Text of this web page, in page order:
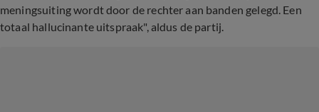
meningsuiting wordt door de rechter aan banden gelegd. Een
totaal hallucinante uitspraak", aldus de partij.